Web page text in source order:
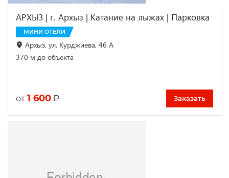
АРХЫЗ | г. Архыз | Катание на лыжах | Парковка
МИНИ ОТЕЛИ
Архыз, ул. Курджиева, 46 А
370 м до объекта
от 1 600 ₽ Заказать